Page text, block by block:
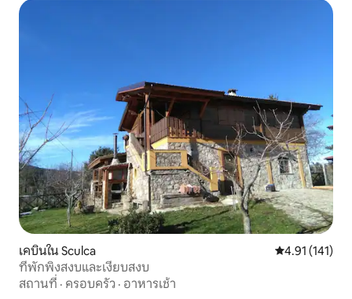
เคบินใน Sculca คะแนนเฉลี่ย
4.91 (141)
ที่พักพิงสงบและเงียบสงบ
สถานที่ · ครอบครัว · อาหารเช้า